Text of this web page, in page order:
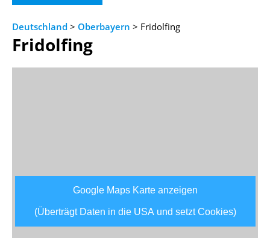
Deutschland > Oberbayern > Fridolfing
Fridolfing
Google Maps Karte anzeigen
(Überträgt Daten in die USA und setzt Cookies)